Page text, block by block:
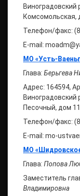
Виноградовский
Комсомольская,
Телефон/факс:
E-mail:
МО «Усть-
Глава: Берьгева
Адрес: 164594,
Виноградовский
Песочный, дом 11
Телефон/факс:
E-mail: mo-
МО
Глава: Попова
Заместитель
Владимировна